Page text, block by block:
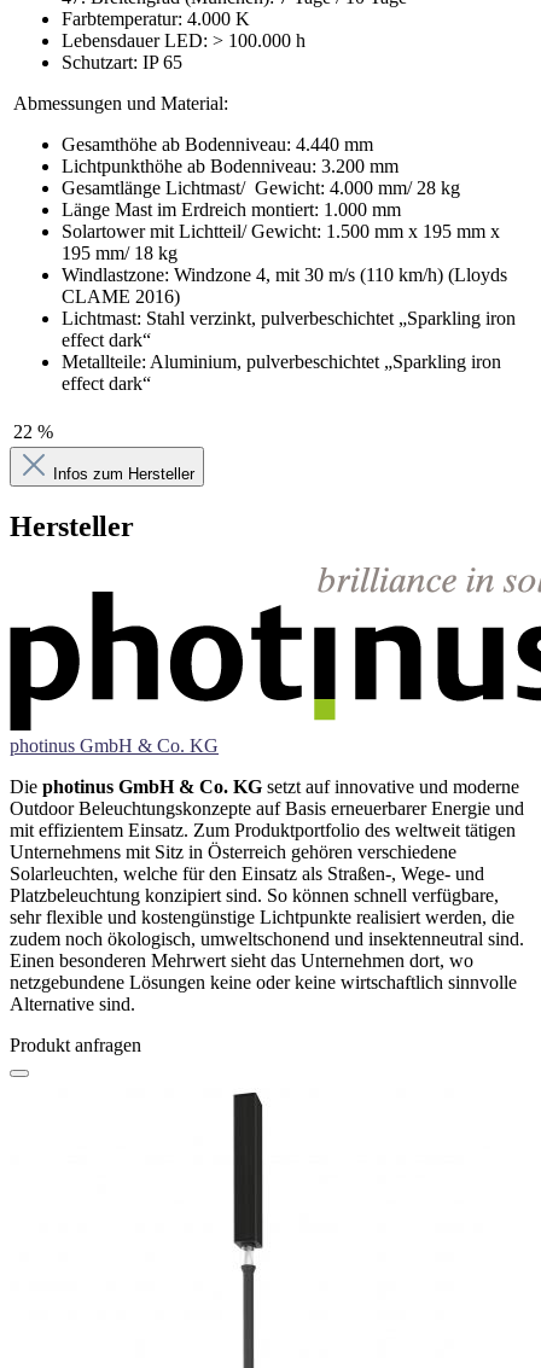
Farbtemperatur: 4.000 K
Lebensdauer LED: > 100.000 h
Schutzart: IP 65
Abmessungen und Material:
Gesamthöhe ab Bodenniveau: 4.440 mm
Lichtpunkthöhe ab Bodenniveau: 3.200 mm
Gesamtlänge Lichtmast/ Gewicht: 4.000 mm/ 28 kg
Länge Mast im Erdreich montiert: 1.000 mm
Solartower mit Lichtteil/ Gewicht: 1.500 mm x 195 mm x
195 mm/ 18 kg
Windlastzone: Windzone 4, mit 30 m/s (110 km/h) (Lloyds
CLAME 2016)
Lichtmast: Stahl verzinkt, pulverbeschichtet „Sparkling iron
effect dark“
Metallteile: Aluminium, pulverbeschichtet „Sparkling iron
effect dark“
22 %
Infos zum Hersteller
Hersteller
photinus GmbH & Co. KG
Die photinus GmbH & Co. KG setzt auf innovative und moderne
Outdoor Beleuchtungskonzepte auf Basis erneuerbarer Energie und
mit effizientem Einsatz. Zum Produktportfolio des weltweit tätigen
Unternehmens mit Sitz in Österreich gehören verschiedene
Solarleuchten, welche für den Einsatz als Straßen-, Wege- und
Platzbeleuchtung konzipiert sind. So können schnell verfügbare,
sehr flexible und kostengünstige Lichtpunkte realisiert werden, die
zudem noch ökologisch, umweltschonend und insektenneutral sind.
Einen besonderen Mehrwert sieht das Unternehmen dort, wo
netzgebundene Lösungen keine oder keine wirtschaftlich sinnvolle
Alternative sind.
Produkt anfragen